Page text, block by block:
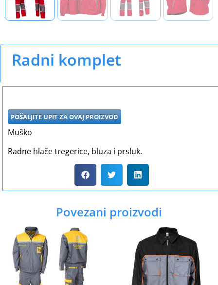
Radni komplet
POŠALJITE UPIT ZA OVAJ PROIZVOD
Muško
Radne hlače tregerice, bluza i prsluk.
Povezani proizvodi